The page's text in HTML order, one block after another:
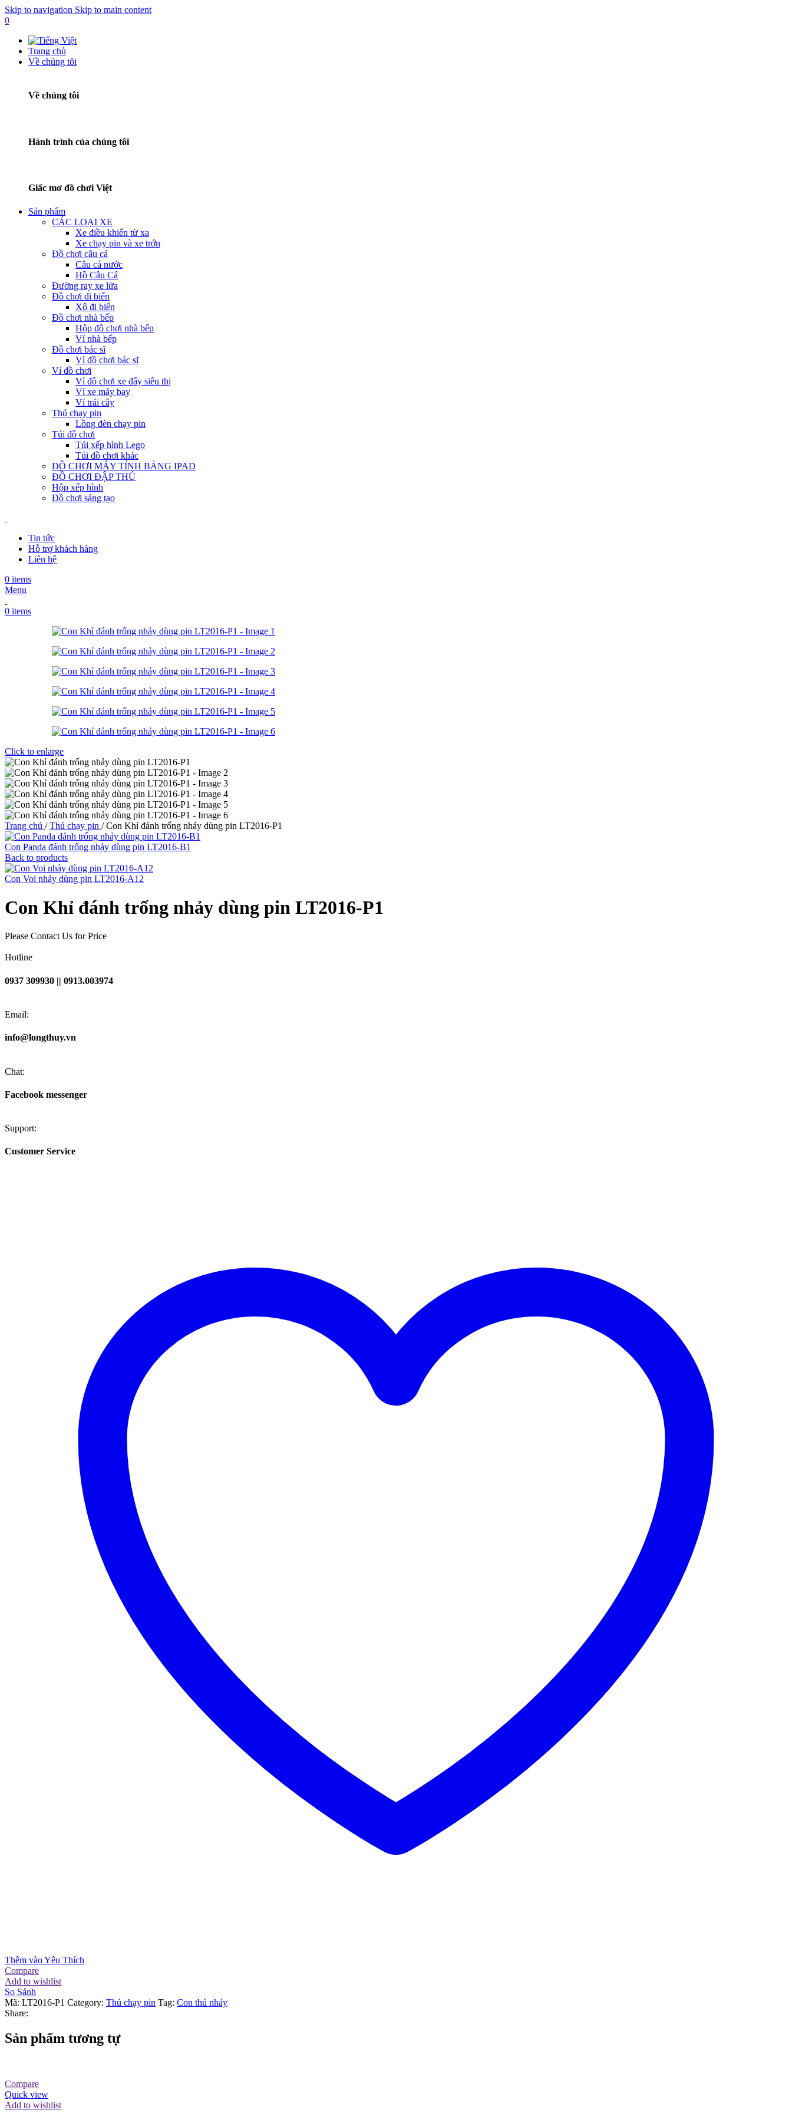
Skip to navigation Skip to main content
0
Trang chủ
Về chúng tôi
Về chúng tôi
Hành trình của chúng tôi
Giấc mơ đồ chơi Việt
Sản phẩm
CÁC LOẠI XE
Xe điều khiển từ xa
Xe chạy pin và xe trớn
Đồ chơi câu cá
Câu cá nước
Hồ Câu Cá
Đường ray xe lửa
Đồ chơi đi biển
Xô đi biển
Đồ chơi nhà bếp
Hộp đồ chơi nhà bếp
Vỉ nhà bếp
Đồ chơi bác sĩ
Vỉ đồ chơi bác sĩ
Vỉ đồ chơi
Vỉ đồ chơi xe đẩy siêu thị
Vỉ xe máy bay
Vỉ trái cây
Thú chạy pin
Lồng đèn chạy pin
Túi đồ chơi
Túi xếp hình Lego
Túi đồ chơi khác
ĐỒ CHƠI MÁY TÍNH BẢNG IPAD
ĐỒ CHƠI ĐẬP THÚ
Hộp xếp hình
Đồ chơi sáng tạo
Tin tức
Hỗ trợ khách hàng
Liên hệ
0 items
Menu
0 items
Click to enlarge
Trang chủ / Thú chạy pin / Con Khỉ đánh trống nhảy dùng pin LT2016-P1
Con Panda đánh trống nhảy dùng pin LT2016-B1
Back to products
Con Voi nhảy dùng pin LT2016-A12
Con Khỉ đánh trống nhảy dùng pin LT2016-P1
Please Contact Us for Price
Hotline
0937 309930 || 0913.003974
Email:
info@longthuy.vn
Chat:
Facebook messenger
Support:
Customer Service
Thêm vào Yêu Thích
Compare
Add to wishlist
So Sánh
Mã: LT2016-P1 Category: Thú chạy pin Tag: Con thú nhảy
Share:
Sản phẩm tương tự
Compare
Quick view
Add to wishlist